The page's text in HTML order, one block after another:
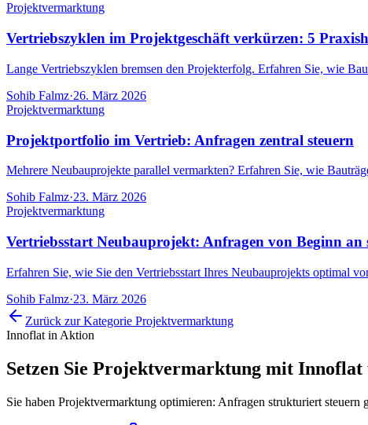
Projektvermarktung
Vertriebszyklen im Projektgeschäft verkürzen: 5
Lange Vertriebszyklen bremsen den Projekterfolg. Erfahren Sie, wie
Sohib Falmz·26. März 2026
Projektvermarktung
Projektportfolio im Vertrieb: Anfragen zentral steuern
Mehrere Neubauprojekte parallel vermarkten? Erfahren Sie, wie
Sohib Falmz·23. März 2026
Projektvermarktung
Vertriebsstart Neubauprojekt: Anfragen von Beginn
Erfahren Sie, wie Sie den Vertriebsstart Ihres Neubauprojekts optimal
Sohib Falmz·23. März 2026
Zurück zur Kategorie Projektvermarktung
Innoflat in Aktion
Setzen Sie Projektvermarktung mit Innoflat
Sie haben Projektvermarktung optimieren: Anfragen strukturiert